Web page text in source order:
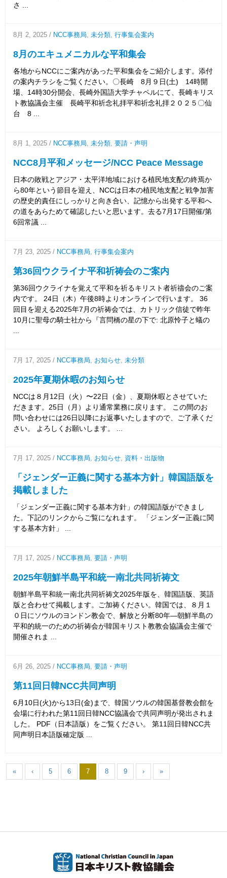
さ ...
8月 2, 2025 / NCC事務局, 未分類, 行事集会案内
8月のエキュメニカルな平和集会
各地からNCCにご案内があった平和集会をご紹介します。添付
の案内チラシをご覧ください。〇長崎 8月９日(土) 14時開
場、14時30分開会、長崎外国語大学チャペルにて、長崎キリス
ト教協議会主催 長崎平和祈念礼拝平和祈念礼拝２０２５〇仙
台 8 ...
8月 1, 2025 / NCC事務局, 未分類, 要請・声明
NCC8月平和メッセージ/NCC Peace Message
日本の敗戦とアジア・太平洋地域における植民地支配の終焉か
ら80年という節目を迎え、NCCは日本の植民地支配と戦争加害
の歴史的責任にしっかりと向き合い、記憶から出発する平和へ
の道をあらためて確認したいと思います。去る7月17日開催/第
6回常議 ...
7月 23, 2025 / NCC事務局, 行事集会案内
第36回ウクライナ平和祈祷会のご案内
第36回ウクライナを覚えて平和を祈るキリスト者祈禱会のご案
内です。 24日（木）午後8時よりオンラインで行います。 36
回目を迎える2025年7月の祈祷会では、カトリック信徒で昨年
10月に聖母の騎士社から『言問橋の星の下で: 北原怜子と蟻の
7月 17, 2025 / NCC事務局, お知らせ, 未分類
2025年夏期休暇のお知らせ
NCCは８月12日（火）〜22日（金）、夏期休暇とさせていた
だきます。25日（月）より通常業務に戻ります。 この間のお
問い合わせには26日以降にお返事いたしますので、ご了承くだ
さい。 よろしくお願いします。 ...
7月 17, 2025 / NCC事務局, お知らせ, 資料・出版物
「ジェンダー正義に関する基本方針」韓国語版を
掲載しました
「ジェンダー正義に関する基本方針」の韓国語版ができまし
た。下記のリンクからご覧になれます。 「ジェンダー正義に関
する基本方針」 ...
7月 17, 2025 / NCC事務局, 要請・声明
2025年朝鮮半島平和統一南北共同祈祷文
朝鮮半島平和統一南北共同祈祷文2025年版を、韓国語版、英語
版と合わせて掲載します。ご加祷ください。韓国では、８月１
０日にソウルのヨンドン教会で、解放と分断80年―朝鮮半島の
平和的統一のための祈祷会が韓国キリスト教教会協議会主催で
開催されま ...
6月 26, 2025 / NCC事務局, 要請・声明
第11回日韓NCC共同声明
6月10日(火)から13日(金)まで、韓国ソウルの韓国基督教会館を
会場に行われた第11回日韓NCC協議会で共同声明が発出されま
した。 PDF（日本語版）をご覧ください。 第11回日韓NCC共
同声明日本語版確定版 ...
« ‹ 5 6 7 8 9 › »